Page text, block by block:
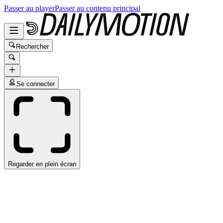
Passer au playerPasser au contenu principal
Rechercher
Se connecter
Regarder en plein écran